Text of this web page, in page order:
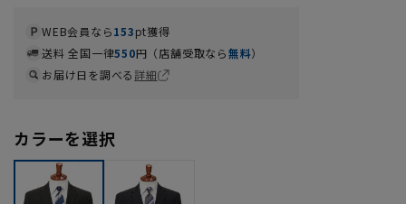
WEB会員なら153pt獲得
送料 全国一律550円（店舗受取なら無料）
お届け日を調べる詳細
カラーを選択